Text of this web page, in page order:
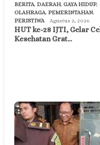
BERITA, DAERAH, GAYA HIDUP,
OLAHRAGA, PEMERINTAHAN,
PERISTIWA
Agustus 2, 2026
HUT ke-28 IJTI, Gelar
Kesehatan Grat…